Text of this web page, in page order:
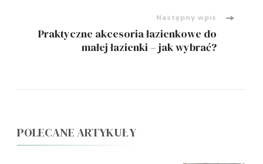
Następny wpis
Praktyczne akcesoria łazienkowe do
małej łazienki – jak wybrać?
POLECANE ARTYKUŁY